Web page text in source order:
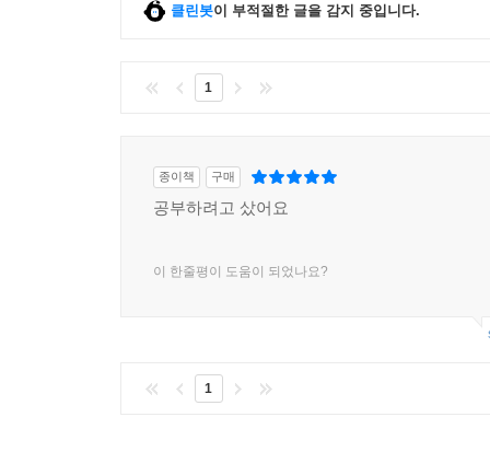
클린봇이 부적절한 글을 감지 중입니다.
1
종이책 구매
공부하려고 샀어요
이 한줄평이 도움이 되었나요?
1